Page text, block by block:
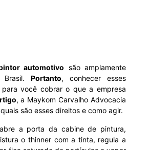
automotivo são amplamente
Brasil. Portanto, conhecer esses
você cobrar o que a empresa
, a Maykom Carvalho Advocacia
são esses direitos e como agir.
a porta da cabine de pintura,
o thinner com a tinta, regula a